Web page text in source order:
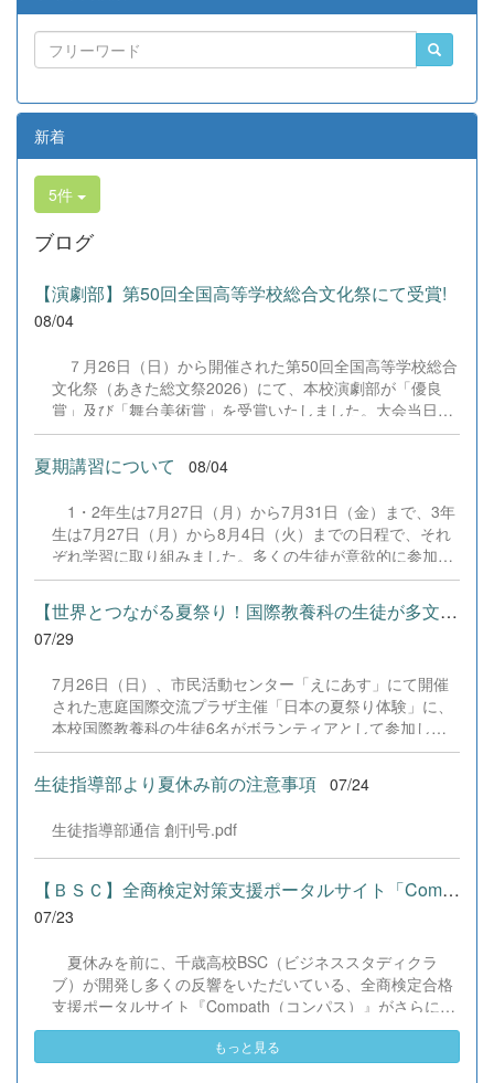
新着
5件
ブログ
【演劇部】第50回全国高等学校総合文化祭にて受賞!
08/04
７月26日（日）から開催された第50回全国高等学校総合
文化祭（あきた総文祭2026）にて、本校演劇部が「優良
賞」及び「舞台美術賞」を受賞いたしました。大会当日
は、本校の部員たちもこれまで積み重ねてきた練習の成果
を存分に発揮し、堂々と舞台に立ちました。緊張感のある
全国の舞台において、一人一人が役割を果たし、心を込め
の全国大会出場にあたり、多大なるご支援・ご協力をいた
だきました企業の皆様、ならびに心温まるご寄付や温かい
ご声援を寄せてくださった地域の皆様方に、心より感謝申
し上げます。皆様からの温かいご支援が部員たちの大きな
励みとなり、全国の舞台で最高のパフォーマンスと演技を
届けることができました。今回の経験を糧に、さらに表現
本校演劇部への変わらぬご声援をよろしくお願いいたしま
す。 &nbsp;
夏期講習について 08/04
1・2年生は7月27日（月）から7月31日（金）まで、3年
生は7月27日（月）から8月4日（火）までの日程で、それ
ぞれ学習に取り組みました。多くの生徒が意欲的に参加
し、これまでの学習内容の復習や発展的な内容、受験に向
けた学習などに真剣に取り組む姿が見られました。夏期講
習で身に付けた学習習慣や知識を、今後の学校生活や学習
に生かし、一人一人がさらなる成長につなげてくれること
【世界とつながる夏祭り！国際教養科の生徒が多文化共生ボランテ...
07/29
7月26日（日）、市民活動センター「えにあす」にて開催
された恵庭国際交流プラザ主催「日本の夏祭り体験」に、
本校国際教養科の生徒6名がボランティアとして参加しま
した！ 会場にはウクライナ、ネパール、アフガニスタンな
ど多国籍な参加者が集まり、ヨーヨー釣りや綿あめ、盆踊
りなどを満喫。浴衣姿でイベントを彩った1年生や、経験
葉や国境を超えて笑顔で交流を深めました。 主催者の方か
らは、「国籍や年齢を問わず笑顔で寄り添い、自分で考え
て動く姿が素晴らしい。異文化理解のマインドが自然と身
についている」と、賞賛の声をいただきました！ 教室の中
だけでなく、地域や世界という広いフィールドで本領を発
姿に、誇らしさでいっぱいです。 教養科生、どんどん外へ
飛び出そう！ その温かい心と行動力を磨き、世界を笑顔に
する魅力的な人材へ成長していく皆さんを応援していま
す！
生徒指導部より夏休み前の注意事項 07/24
生徒指導部通信 創刊号.pdf
【ＢＳＣ】全商検定対策支援ポータルサイト「Compath（コンパス）...
07/23
夏休みを前に、千歳高校BSC（ビジネススタディクラ
ブ）が開発し多くの反響をいただいている、全商検定合格
支援ポータルサイト『Compath（コンパス）』がさらにバ
ージョンアップいたしました。 今回もユーザーの皆様か
らいただいたアンケートのご意見をもとに、BSC部員のプ
もっと見る